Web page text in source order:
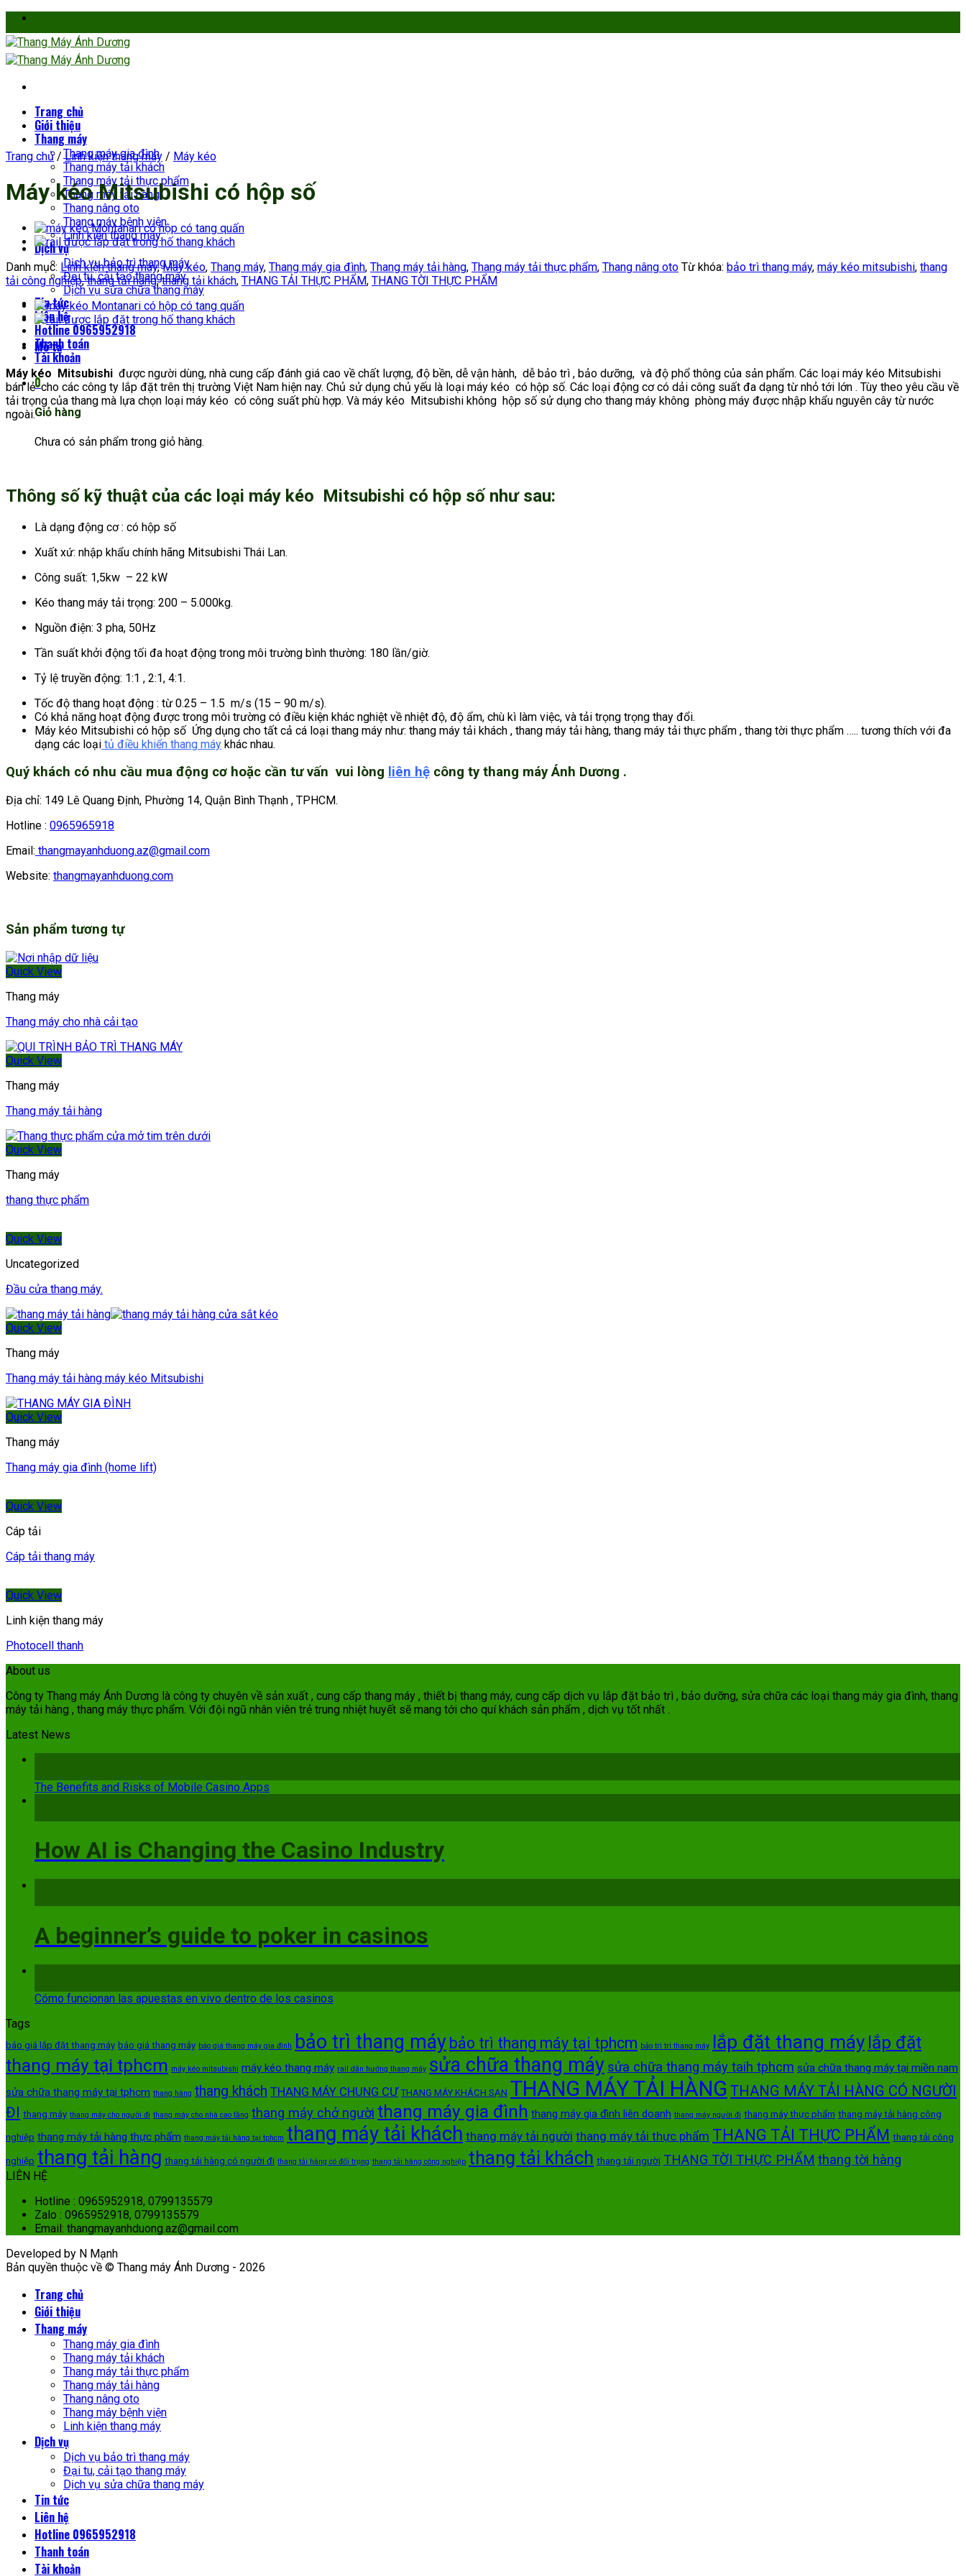
Skip
to
content
Trang chủ
Giới thiệu
Thang máy
Thang máy gia đình
Thang máy tải khách
Thang máy tải thực phẩm
Thang máy tải hàng
Thang nâng oto
Thang máy bệnh viện
Linh kiện thang máy
Dịch vụ
Dịch vụ bảo trì thang máy
Đại tu, cải tạo thang máy
Dịch vụ sửa chữa thang máy
Tin tức
Liên hệ
Hotline 0965952918
Thanh toán
Tài khoản
0
Giỏ hàng
Chưa có sản phẩm trong giỏ hàng.
Trang chủ / Linh kiện thang máy / Máy kéo
Máy kéo Mitsubishi có hộp số
Danh mục: Linh kiện thang máy,Máy kéo, Thang máy, Thang máy gia đình, Thang máy tải hàng, Thang máy tải thực phẩm, Thang nâng oto Từ khóa: bảo trì thang máy, máy kéo mitsubishi, thang
tải công nghiệp,thang tải hàng,thang tải khách, THANG TẢI THỰC PHẨM, THANG TỜI THỰC PHẨM
Mô tả
Máy kéo Mitsubishi được người dùng, nhà cung cấp đánh giá cao về chất lượng, độ bền, dễ vận hành, dễ bảo trì , bảo dưỡng, và độ phổ thông của sản phẩm. Các loại máy kéo Mitsubishi
bán lẻ cho các công ty lắp đặt trên thị trường Việt Nam hiện nay. Chủ sử dụng chủ yếu là loại máy kéo có hộp số. Các loại động cơ có dải công suất đa dạng từ nhỏ tới lớn . Tùy theo yêu cầu về
tải trọng của thang mà lựa chọn loại máy kéo có công suất phù hợp. Và máy kéo Mitsubishi không hộp số sử dụng cho thang máy không phòng máy được nhập khẩu nguyên cây từ nước
ngoài.
Thông số kỹ thuật của các loại máy kéo Mitsubishi có hộp số như sau:
Là dạng động cơ : có hộp số
Xuất xứ: nhập khẩu chính hãng Mitsubishi Thái Lan.
Công suất: 1,5kw – 22 kW
Kéo thang máy tải trọng: 200 – 5.000kg.
Nguồn điện: 3 pha, 50Hz
Tần suất khởi động tối đa hoạt động trong môi trường bình thường: 180 lần/giờ.
Tỷ lệ truyền động: 1:1 , 2:1, 4:1.
Tốc độ thang hoạt động : từ 0.25 – 1.5 m/s (15 – 90 m/s).
Có khả năng hoạt động được trong môi trường có điều kiện khác nghiệt về nhiệt độ, độ ẩm, chù kì làm việc, và tải trọng trọng thay đổi.
Máy kéo Mitsubishi có hộp số Ứng dụng cho tất cả cá loại thang máy như: thang máy tải khách , thang máy tải hàng, thang máy tải thực phẩm , thang tời thực phẩm ….. tương thích với đa
dạng các loại tủ điều khiển thang máy khác nhau.
Quý khách có nhu cầu mua động cơ hoặc cần tư vấn vui lòng liên hệ công ty thang máy Ánh Dương .
Địa chỉ: 149 Lê Quang Định, Phường 14, Quận Bình Thạnh , TPHCM.
Hotline : 0965965918
Email: thangmayanhduong.az@gmail.com
Website: thangmayanhduong.com
Sản phẩm tương tự
Quick View
Thang máy
Thang máy cho nhà cải tạo
Quick View
Thang máy
Thang máy tải hàng
Quick View
Thang máy
thang thực phẩm
Quick View
Uncategorized
Đầu cửa thang máy.
Quick View
Thang máy
Thang máy tải hàng máy kéo Mitsubishi
Quick View
Thang máy
Thang máy gia đình (home lift)
Quick View
Cáp tải
Cáp tải thang máy
Quick View
Linh kiện thang máy
Photocell thanh
About us
Công ty Thang máy Ánh Dương là công ty chuyên về sản xuất , cung cấp thang máy , thiết bị thang máy, cung cấp dịch vụ lắp đặt bảo trì , bảo dưỡng, sửa chữa các loại thang máy gia đình, thang
máy tải hàng , thang máy thực phẩm. Với đội ngũ nhân viên trẻ trung nhiệt huyết sẽ mang tới cho quí khách sản phẩm , dịch vụ tốt nhất .
Latest News
The Benefits and Risks of Mobile Casino Apps
How AI is Changing the Casino Industry
A beginner’s guide to poker in casinos
Cómo funcionan las apuestas en vivo dentro de los casinos
Tags
báo giá lắp đặt thang máy báo giá thang máy báo giá thang máy gia đình bảo trì thang máy bảo trì thang máy tại tphcm bảo trì trì thang máy lắp đặt thang máy lắp đặt
thang máy tại tphcm máy kéo mitsubishi máy kéo thang máy rail dãn hướng thang máy sửa chữa thang máy sửa chữa thang máy taih tphcm sửa chữa thang máy tại miền nam
sửa chữa thang máy tại tphcm thang hàng thang khách THANG MÁY CHUNG CƯ THANG MÁY KHÁCH SẠN THANG MÁY TẢI HÀNG THANG MÁY TẢI HÀNG CÓ NGƯỜI
ĐI thang máy thang máy cho người đi thang máy cho nhà cao tầng thang máy chở người thang máy gia đình thang máy gia đình liên doanh thang máy người đi thang máy thực phẩm thang máy tải hàng công
nghiệp thang máy tải hàng thực phẩm thang máy tải hàng tại tphcm thang máy tải khách thang máy tải người thang máy tải thực phẩm THANG TẢI THỰC PHẨM thang tải công
nghiệp thang tải hàng thang tải hàng có người đi thang tải hàng có đối trọng thang tải hàng công nghiệp thang tải khách thang tải người THANG TỜI THỰC PHẨM thang tời hàng
LIÊN HỆ
Hotline : 0965952918, 0799135579
Zalo : 0965952918, 0799135579
Email: thangmayanhduong.az@gmail.com
Developed by N Mạnh
Bản quyền thuộc về © Thang máy Ánh Dương - 2026
Trang chủ
Giới thiệu
Thang máy
Thang máy gia đình
Thang máy tải khách
Thang máy tải thực phẩm
Thang máy tải hàng
Thang nâng oto
Thang máy bệnh viện
Linh kiện thang máy
Dịch vụ
Dịch vụ bảo trì thang máy
Đại tu, cải tạo thang máy
Dịch vụ sửa chữa thang máy
Tin tức
Liên hệ
Hotline 0965952918
Thanh toán
Tài khoản